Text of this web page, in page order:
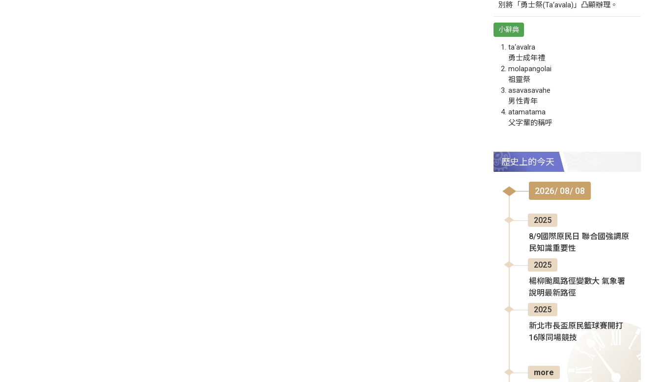
別將「勇士祭(Ta‘avala)」凸顯辦理。
小辭典
ta‘avalra
勇士成年禮
molapangolai
祖靈祭
asavasavahe
男性青年
atamatama
父字輩的稱呼
歷史上的今天
2026/ 08/ 08
2025
8/9國際原民日 聯合國強調原
民知識重要性
2025
楊柳颱風路徑變數大 氣象署
說明最新路徑
2025
新北市長盃原民籃球賽開打
16隊同場競技
more